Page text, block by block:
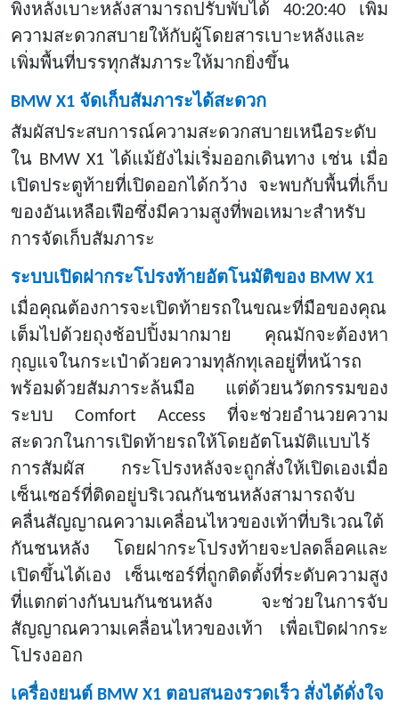
พิงหลังเบาะหลังสามารถปรับพับได้ 40:20:40 เพิ่ม
ความสะดวกสบายให้กับผู้โดยสารเบาะหลังและ
เพิ่มพื้นที่บรรทุกสัมภาระให้มากยิ่งขึ้น
BMW X1 จัดเก็บสัมภาระได้สะดวก
สัมผัสประสบการณ์ความสะดวกสบายเหนือระดับ
ใน BMW X1 ได้แม้ยังไม่เริ่มออกเดินทาง เช่น เมื่อ
เปิดประตูท้ายที่เปิดออกได้กว้าง จะพบกับพื้นที่เก็บ
ของอันเหลือเฟือซึ่งมีความสูงที่พอเหมาะสำหรับ
การจัดเก็บสัมภาระ
ระบบเปิดฝากระโปรงท้ายอัตโนมัติของ BMW X1
เมื่อคุณต้องการจะเปิดท้ายรถในขณะที่มือของคุณ
เต็มไปด้วยถุงช้อปปิ้งมากมาย คุณมักจะต้องหา
กุญแจในกระเป๋าด้วยความทุลักทุเลอยู่ที่หน้ารถ
พร้อมด้วยสัมภาระล้นมือ แต่ด้วยนวัตกรรมของ
ระบบ Comfort Access ที่จะช่วยอำนวยความ
สะดวกในการเปิดท้ายรถให้โดยอัตโนมัติแบบไร้
การสัมผัส กระโปรงหลังจะถูกสั่งให้เปิดเองเมื่อ
เซ็นเซอร์ที่ติดอยู่บริเวณกันชนหลังสามารถจับ
คลื่นสัญญาณความเคลื่อนไหวของเท้าที่บริเวณใต้
กันชนหลัง โดยฝากระโปรงท้ายจะปลดล็อคและ
เปิดขึ้นได้เอง เซ็นเซอร์ที่ถูกติดตั้งที่ระดับความสูง
ที่แตกต่างกันบนกันชนหลัง จะช่วยในการจับ
สัญญาณความเคลื่อนไหวของเท้า เพื่อเปิดฝากระ
โปรงออก
เครื่องยนต์ BMW X1 ตอบสนองรวดเร็ว สั่งได้ดั่งใจ